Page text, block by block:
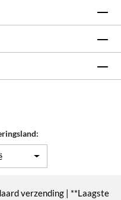
verzending | **Laagste